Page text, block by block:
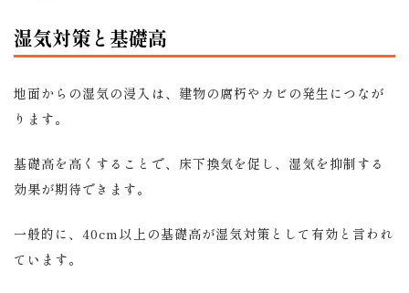
湿気対策と基礎高
地面からの湿気の浸入は、建物の腐朽やカビの発生につなが
ります。
基礎高を高くすることで、床下換気を促し、湿気を抑制する
効果が期待できます。
一般的に、40cm以上の基礎高が湿気対策として有効と言われ
ています。